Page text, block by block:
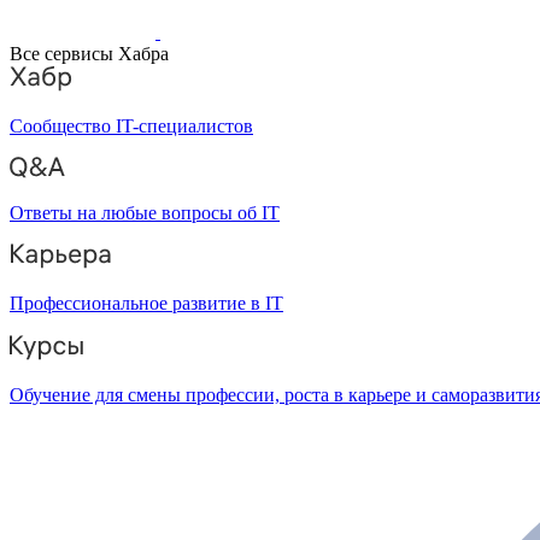
Все сервисы Хабра
Сообщество IT-специалистов
Ответы на любые вопросы об IT
Профессиональное развитие в IT
Обучение для смены профессии, роста в карьере и